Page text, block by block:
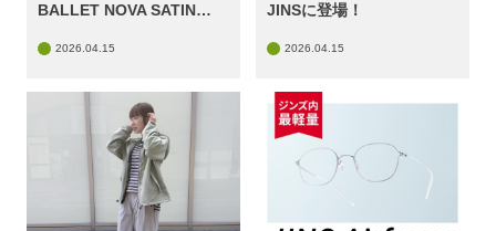
BALLET NOVA SATIN
2026.04.15
JINSに登場！
2026.04.15